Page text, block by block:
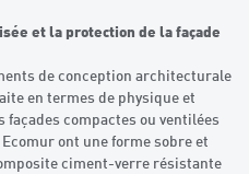
et la protection de la façade
de conception architecturale
en termes de physique et
compactes ou ventilées
ont une forme sobre et
ciment-verre résistante